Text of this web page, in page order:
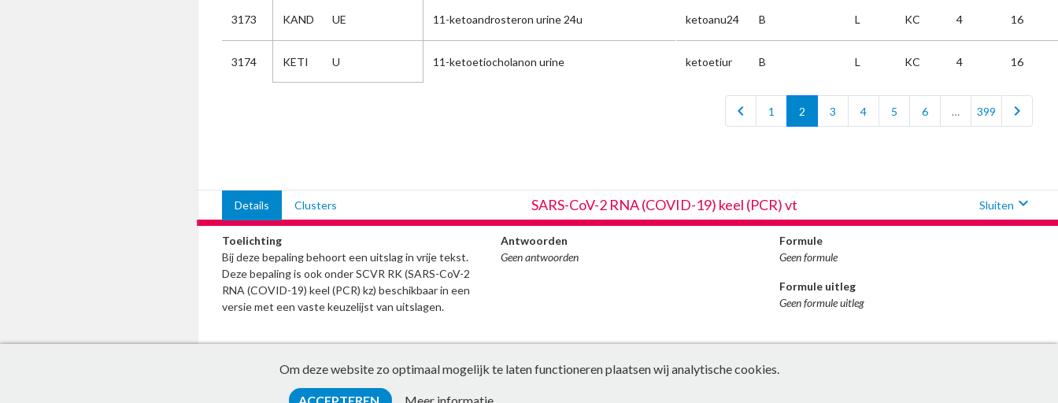
3173 KAND UE 11-ketoandrosteron urine 24u ketoanu24 B L KC 4 16
3174 KETI U 11-ketoetiocholanon urine ketoetiur B L KC 4 16
chevron_left 1 2 3 4 5 6 … 399 chevron_right
Details Clusters SARS-CoV-2 RNA (COVID-19) keel (PCR) vt Sluiten expand_more
Toelichting
Bij deze bepaling behoort een uitslag in vrije tekst.
Deze bepaling is ook onder SCVR RK (SARS-CoV-2
RNA (COVID-19) keel (PCR) kz) beschikbaar in een
versie met een vaste keuzelijst van uitslagen.
Antwoorden
Geen antwoorden
Formule
Geen formule
Formule uitleg
Geen formule uitleg
Om deze website zo optimaal mogelijk te laten functioneren plaatsen wij analytische cookies.